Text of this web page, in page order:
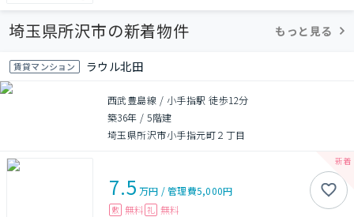
埼玉県所沢市の新着物件 もっと見る
賃貸マンション ラウル北田
西武豊島線 / 小手指駅 徒歩12分
築36年 /5階建
埼玉県所沢市小手指元町２丁目
7.5 万円 /管理費5,000円
敷 無料 礼 無料